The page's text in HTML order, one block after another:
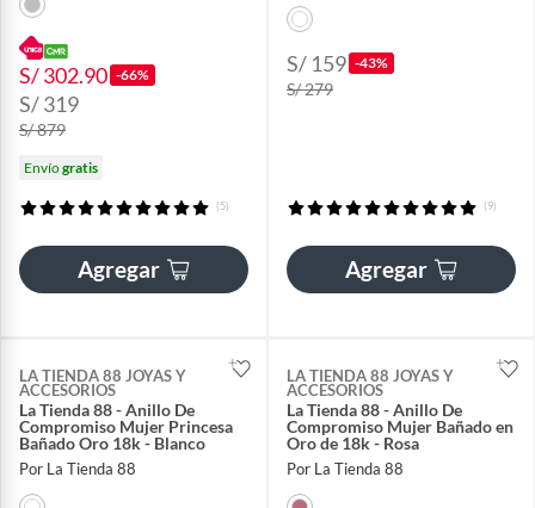
S/ 302.90 -66%
S/ 319
S/ 879
Envíogratis
(5)
Agregar
S/ 159 -43%
S/ 279
(9)
Agregar
LA TIENDA 88 JOYAS Y
ACCESORIOS
La Tienda 88 - Anillo De
Compromiso Mujer Princesa
Bañado Oro 18k - Blanco
Por La Tienda 88
LA TIENDA 88 JOYAS Y
ACCESORIOS
La Tienda 88 - Anillo De
Compromiso Mujer Bañado en
Oro de 18k - Rosa
Por La Tienda 88